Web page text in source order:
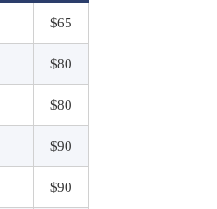
$65
$80
$80
$90
$90